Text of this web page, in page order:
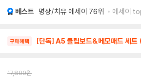
베스트 명상/치유 에세이 76위 에세이
구매혜택 [단독] A5 클립보드&메모패드 세트
17,800원